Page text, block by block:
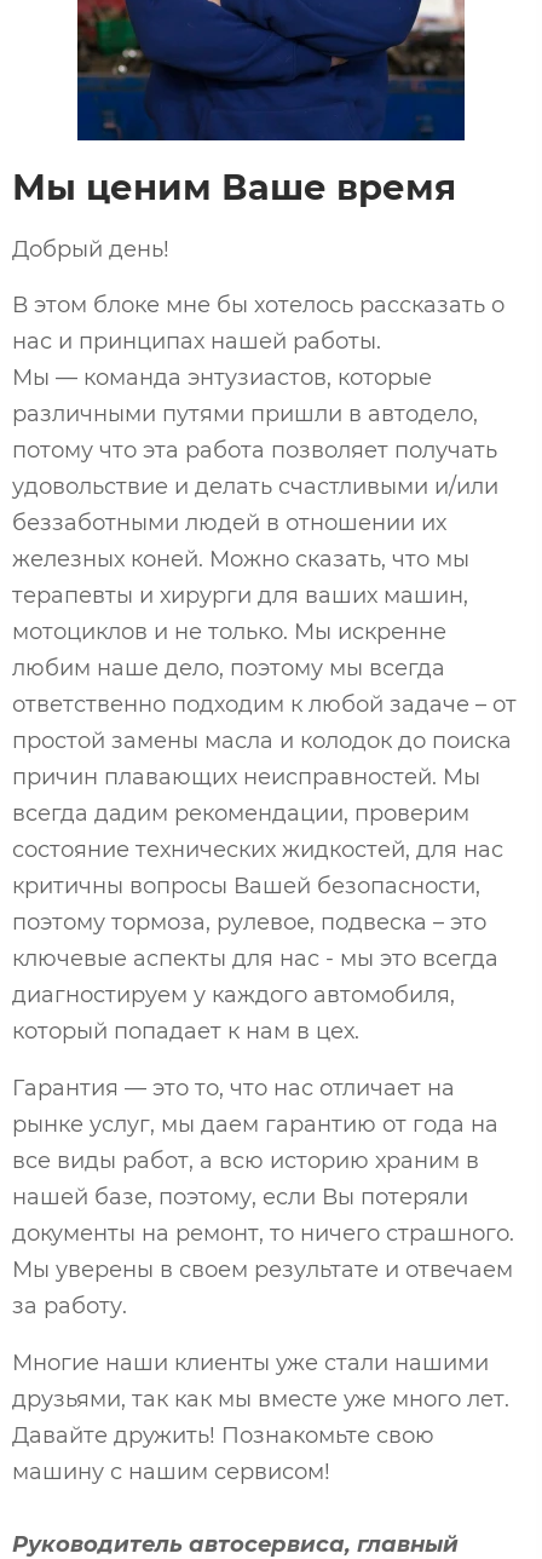
Мы ценим Ваше время
Добрый день!
В этом блоке мне бы хотелось рассказать о
нас и принципах нашей работы.
Мы — команда энтузиастов, которые
различными путями пришли в автодело,
потому что эта работа позволяет получать
удовольствие и делать счастливыми и/или
беззаботными людей в отношении их
железных коней. Можно сказать, что мы
терапевты и хирурги для ваших машин,
мотоциклов и не только. Мы искренне
любим наше дело, поэтому мы всегда
ответственно подходим к любой задаче – от
простой замены масла и колодок до поиска
причин плавающих неисправностей. Мы
всегда дадим рекомендации, проверим
состояние технических жидкостей, для нас
критичны вопросы Вашей безопасности,
поэтому тормоза, рулевое, подвеска – это
ключевые аспекты для нас - мы это всегда
диагностируем у каждого автомобиля,
который попадает к нам в цех.
Гарантия — это то, что нас отличает на
рынке услуг, мы даем гарантию от года на
все виды работ, а всю историю храним в
нашей базе, поэтому, если Вы потеряли
документы на ремонт, то ничего страшного.
Мы уверены в своем результате и отвечаем
за работу.
Многие наши клиенты уже стали нашими
друзьями, так как мы вместе уже много лет.
Давайте дружить! Познакомьте свою
машину с нашим сервисом!
Руководитель автосервиса, главный